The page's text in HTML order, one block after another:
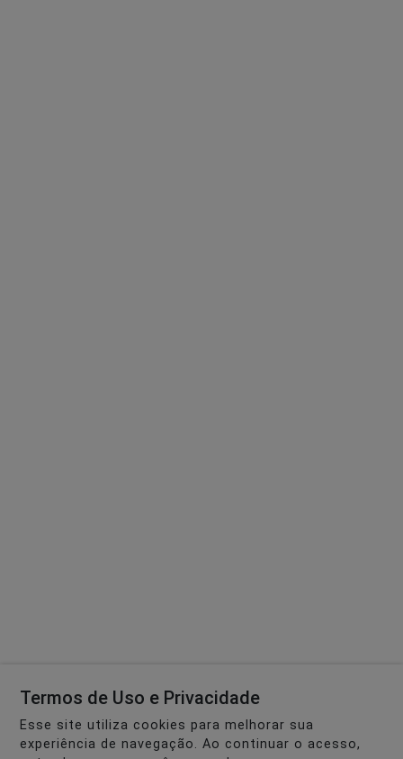
Termos de Uso e Privacidade
Esse site utiliza cookies para melhorar sua
experiência de navegação. Ao continuar o acesso,